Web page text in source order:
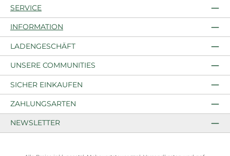
SERVICE
INFORMATION
LADENGESCHÄFT
UNSERE COMMUNITIES
SICHER EINKAUFEN
ZAHLUNGSARTEN
NEWSLETTER